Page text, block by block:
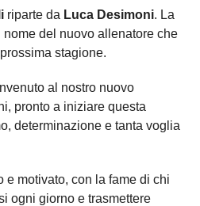
riparte da Luca Desimoni. La
del nuovo allenatore che
stagione.
al nostro nuovo
pronto a iniziare questa
determinazione e tanta voglia
e motivato, con la fame di chi
ogni giorno e trasmettere